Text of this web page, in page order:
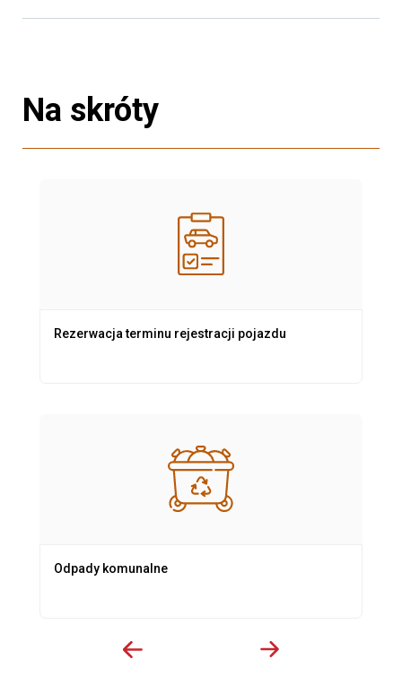
Na skróty
Rezerwacja terminu rejestracji pojazdu
Odpady komunalne